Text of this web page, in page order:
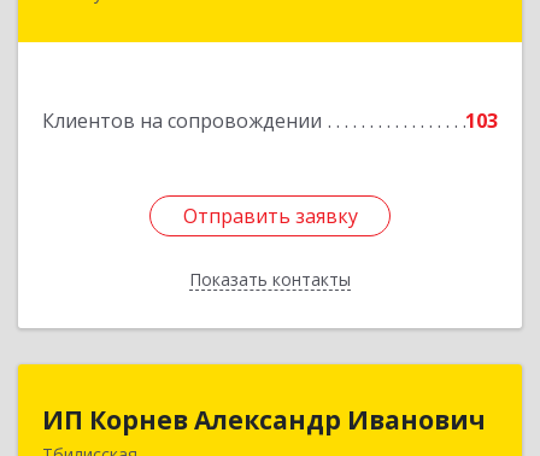
Клиентов на сопровождении 103
Отправить заявку
Показать контакты
Отправить заявку
Назад
ИП Корнев Александр Иванович